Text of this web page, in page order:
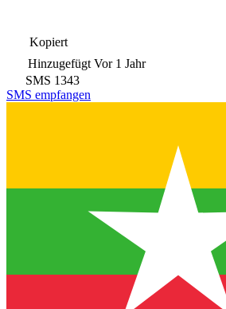
Kopiert
Hinzugefügt Vor 1 Jahr
SMS 1343
SMS empfangen